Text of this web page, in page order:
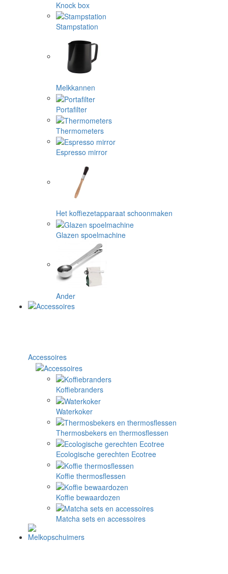
Knock box
Stampstation
Melkkannen
Portafilter
Thermometers
Espresso mirror
Het koffiezetapparaat schoonmaken
Glazen spoelmachine
Ander
Accessoires
Koffiebranders
Waterkoker
Thermosbekers en thermosflessen
Ecologische gerechten Ecotree
Koffie thermosflessen
Koffie bewaardozen
Matcha sets en accessoires